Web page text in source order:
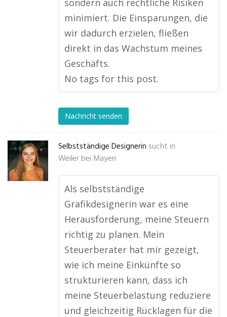
sondern auch rechtliche Risiken
minimiert. Die Einsparungen, die
wir dadurch erzielen, fließen
direkt in das Wachstum meines
Geschäfts.
No tags for this post.
Nachricht senden
Selbstständige Designerin sucht in
Weiler bei Mayen
Als selbstständige
Grafikdesignerin war es eine
Herausforderung, meine Steuern
richtig zu planen. Mein
Steuerberater hat mir gezeigt,
wie ich meine Einkünfte so
strukturieren kann, dass ich
meine Steuerbelastung reduziere
und gleichzeitig Rücklagen für die